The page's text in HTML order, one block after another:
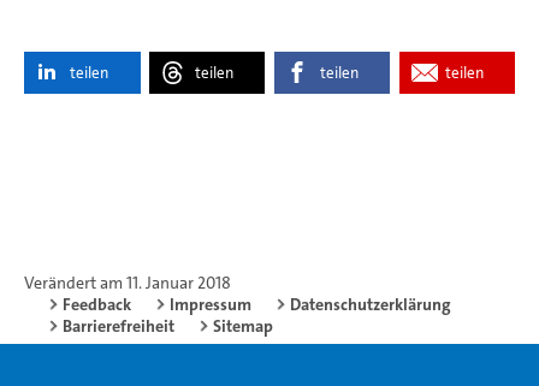
teilen teilen teilen teilen
Verändert am 11. Januar 2018
Feedback
Impressum
Datenschutzerklärung
Barrierefreiheit
Sitemap